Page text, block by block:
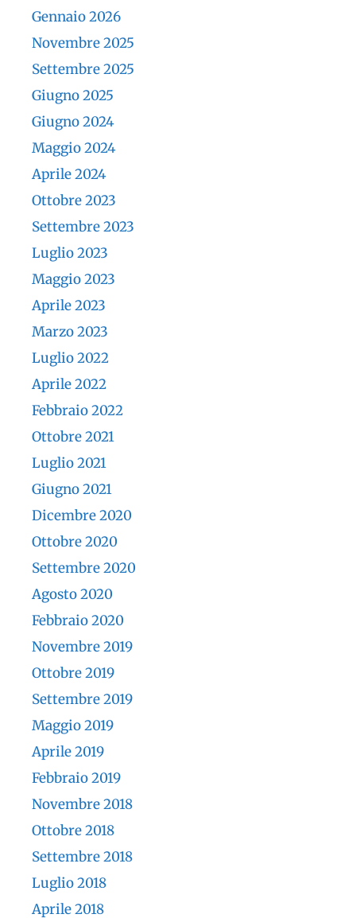
Gennaio 2026
Novembre 2025
Settembre 2025
Giugno 2025
Giugno 2024
Maggio 2024
Aprile 2024
Ottobre 2023
Settembre 2023
Luglio 2023
Maggio 2023
Aprile 2023
Marzo 2023
Luglio 2022
Aprile 2022
Febbraio 2022
Ottobre 2021
Luglio 2021
Giugno 2021
Dicembre 2020
Ottobre 2020
Settembre 2020
Agosto 2020
Febbraio 2020
Novembre 2019
Ottobre 2019
Settembre 2019
Maggio 2019
Aprile 2019
Febbraio 2019
Novembre 2018
Ottobre 2018
Settembre 2018
Luglio 2018
Aprile 2018